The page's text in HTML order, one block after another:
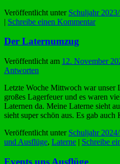
Veröffentlicht unter Schuljahr
| Schreibe einen Kommentar
Der Laternumzug
Veröffentlicht am 12. November
Antworten
Letzte Woche Mittwoch war unser
großes Lagerfeuer und es waren
Laternen da. Meine Laterne sieht
sieht super schön aus. Es gab
Veröffentlicht unter Schuljahr
und Ausflüge, Laterne | Schreibe
Events uns Ausflüge